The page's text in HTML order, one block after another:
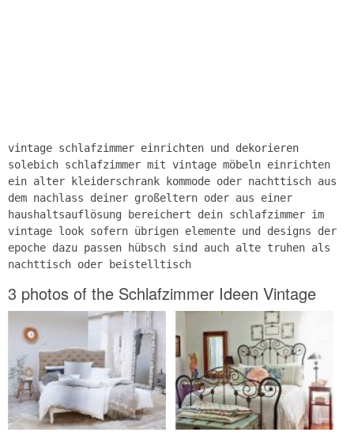
vintage schlafzimmer einrichten und dekorieren
solebich schlafzimmer mit vintage möbeln einrichten
ein alter kleiderschrank kommode oder nachttisch aus
dem nachlass deiner großeltern oder aus einer
haushaltsauflösung bereichert dein schlafzimmer im
vintage look sofern übrigen elemente und designs der
epoche dazu passen hübsch sind auch alte truhen als
nachttisch oder beistelltisch
3 photos of the Schlafzimmer Ideen Vintage